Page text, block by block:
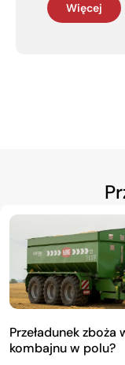
Więcej
Przeładunek
kombajnu w polu?